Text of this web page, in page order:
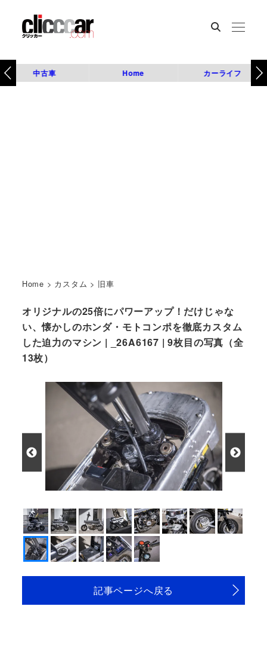
中古車 Home カーライフ
Home > カスタム > 旧車
オリジナルの25倍にパワーアップ！だけじゃな
い、懐かしのホンダ・モトコンポを徹底カスタム
した迫力のマシン | _26A6167 | 9枚目の写真（全
13枚）
記事ページへ戻る